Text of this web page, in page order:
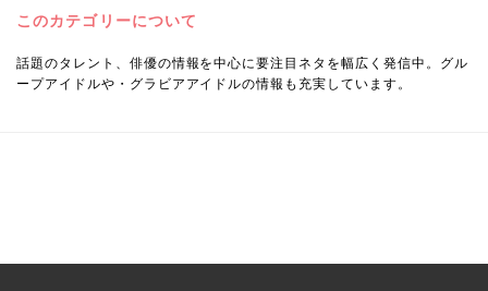
このカテゴリーについて
話題のタレント、俳優の情報を中心に要注目ネタを幅広く発信中。グル
ープアイドルや・グラビアアイドルの情報も充実しています。